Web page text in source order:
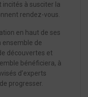
incités à susciter la
rendez-vous.
en haut de ses
ensemble de
découvertes et
bénéficiera, à
d’experts
progresser.